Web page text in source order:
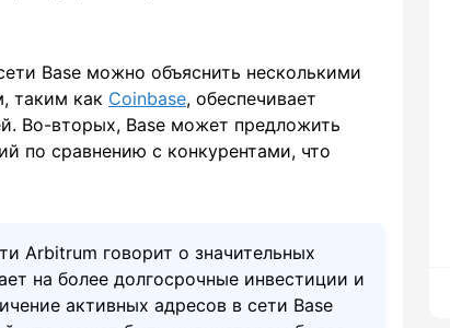
Base можно объяснить несколькими
таким как Coinbase, обеспечивает
Во-вторых, Base может предложить
по сравнению с конкурентами, что
Arbitrum говорит о значительных
на более долгосрочные инвестиции и
активных адресов в сети Base